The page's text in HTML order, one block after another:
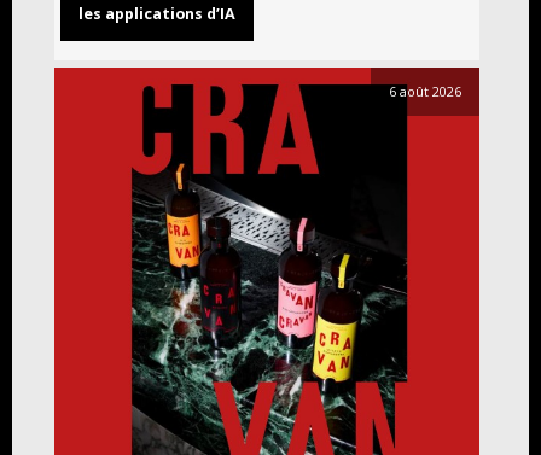
les applications d’IA
6 août 2026